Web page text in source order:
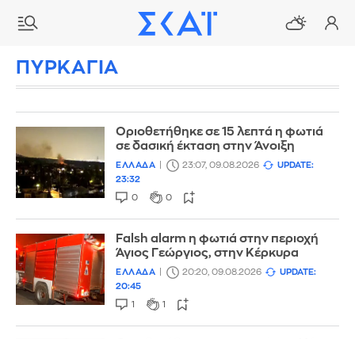
ΠΥΡΚΑΓΙΑ
Οριοθετήθηκε σε 15 λεπτά η φωτιά
σε δασική έκταση στην Άνοιξη
ΕΛΛΑΔΑ 23:07, 09.08.2026
UPDATE:
23:32
0 0
Falsh alarm η φωτιά στην περιοχή
Άγιος Γεώργιος, στην Κέρκυρα
ΕΛΛΑΔΑ 20:20, 09.08.2026
UPDATE:
20:45
1 1